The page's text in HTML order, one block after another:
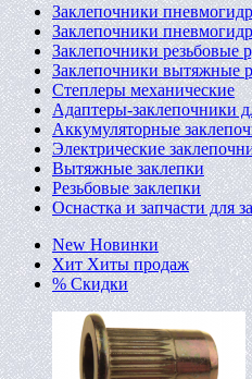
Заклепочники
Заклепочники
Заклепочники резьбовые
Заклепочники вытяжные
Степлеры механические
Адаптеры-заклепочники
Аккумуляторные
Электрические
Вытяжные заклепки
Резьбовые заклепки
Оснастка и запчасти для
New Новинки
Хит Хиты продаж
% Скидки